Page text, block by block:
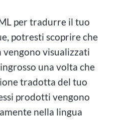
per tradurre il tuo
potresti scoprire che
visualizzati
una volta che
tradotta del tuo
prodotti vengono
nella lingua